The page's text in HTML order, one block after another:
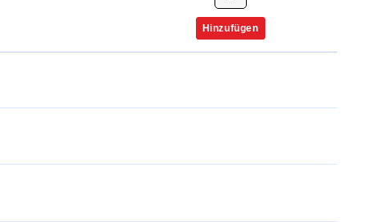
Hinzufügen